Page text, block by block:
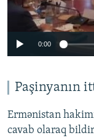
0:00
Paşinyanın
Ermənistan
cavab olaraq